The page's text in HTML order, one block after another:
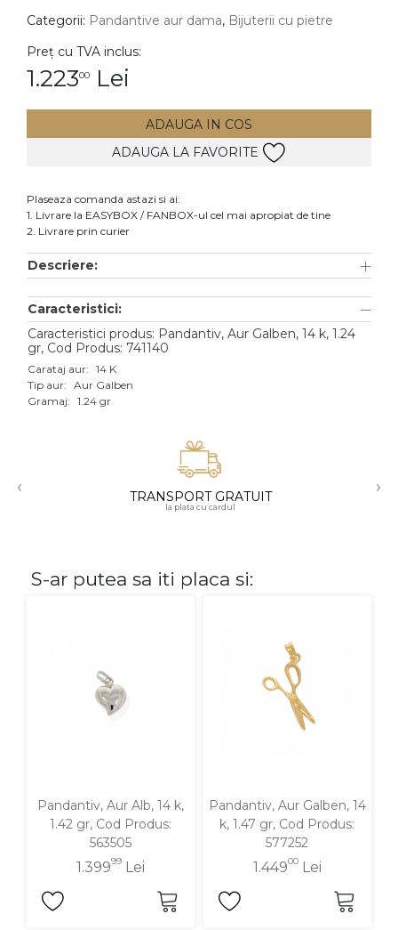
Inele
Cercei
Bratari
Lanturi
Pandantive
Accesorii
Aur galben
Aur alb
Aur roz
Categorii: Pandantive aur dama, Bijuterii cu pietre
Preț cu TVA inclus:
1.22300 Lei
ADAUGA IN COS
ADAUGA LA FAVORITE
Plaseaza comanda astazi si ai:
1. Livrare la EASYBOX / FANBOX-ul cel mai apropiat de tine
2. Livrare prin curier
Descriere:
Caracteristici:
Caracteristici produs: Pandantiv, Aur Galben, 14 k, 1.24
gr, Cod Produs: 741140
Carataj aur: 14 K
Tip aur: Aur Galben
Gramaj: 1.24 gr
‹ TRANSPORT GRATUIT
la plata cu cardul
›
S-ar putea sa iti placa si:
Pandantiv, Aur Alb, 14 k,
1.42 gr, Cod Produs:
563505
1.39999Lei
Pandantiv, Aur Galben, 14
k, 1.47 gr, Cod Produs:
577252
1.44900Lei